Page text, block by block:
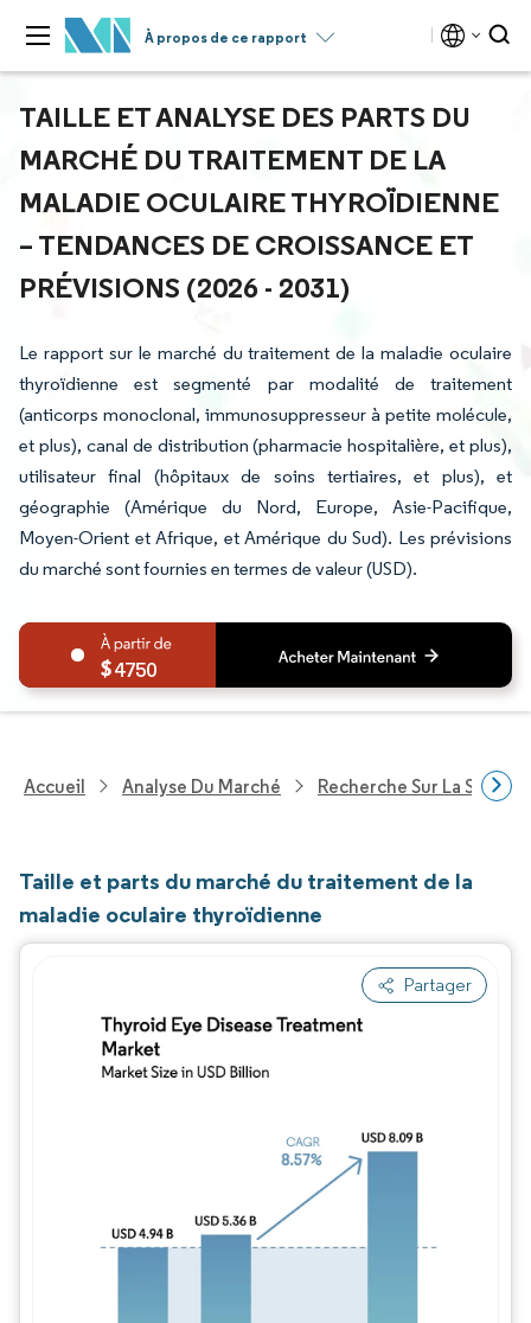
À propos de ce rapport
TAILLE ET ANALYSE DES PARTS DU
MARCHÉ DU TRAITEMENT DE LA
MALADIE OCULAIRE THYROÏDIENNE
– TENDANCES DE CROISSANCE ET
PRÉVISIONS (2026 - 2031)
Le rapport sur le marché du traitement de la maladie oculaire
thyroïdienne est segmenté par modalité de traitement
(anticorps monoclonal, immunosuppresseur à petite molécule,
et plus), canal de distribution (pharmacie hospitalière, et plus),
utilisateur final (hôpitaux de soins tertiaires, et plus), et
géographie (Amérique du Nord, Europe, Asie-Pacifique,
Moyen-Orient et Afrique, et Amérique du Sud). Les prévisions
du marché sont fournies en termes de valeur (USD).
4750
Accueil Analyse Du Marché Recherche Sur La Santé
Taille et parts du marché du traitement de la
maladie oculaire thyroïdienne
Partager
Image © Mordor Intelligence. La